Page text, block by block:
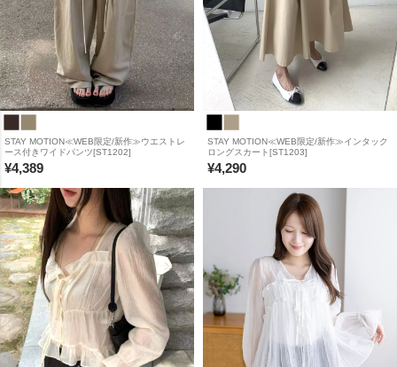
STAY MOTION≪WEB限定/新作≫ウエストレ
ース付きワイドパンツ[ST1202]
¥4,389
STAY MOTION≪WEB限定/新作≫インタック
ロングスカート[ST1203]
¥4,290